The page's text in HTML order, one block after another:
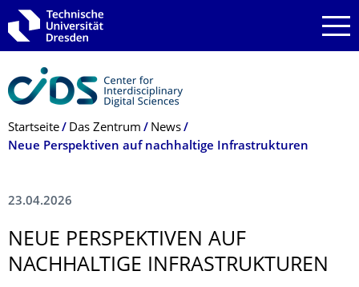
Zur Hauptnavigation springen
Zur Suche springen
Zum Inhalt springen
Breadcrumb-Menü
Startseite Das Zentrum
News
Neue Perspektiven auf nachhaltige Infrastrukturen
23.04.2026
NEUE PERSPEKTIVEN AUF
NACHHALTIGE INFRASTRUKTUREN